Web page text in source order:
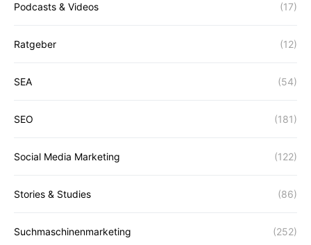
Podcasts & Videos (17)
Ratgeber (12)
SEA (54)
SEO (181)
Social Media Marketing (122)
Stories & Studies (86)
Suchmaschinenmarketing (252)